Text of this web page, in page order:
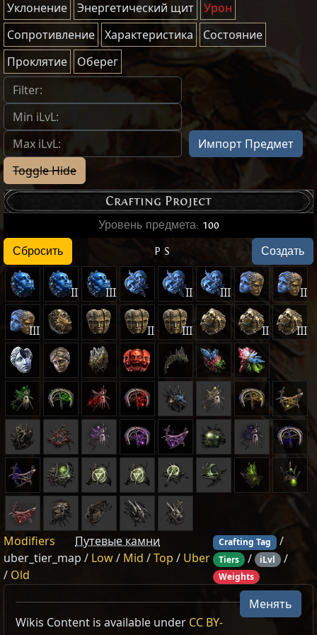
Уклонение
Энергетический щит
Урон
Сопротивление
Характеристика
Состояние
Проклятие
Оберег
Импорт Предмет
Toggle Hide
Crafting Project
Уровень предмета: 100
Сбросить P S Создать
II III II III II
III II III II III
Modifiers
Путевые камни
uber_tier_map / Low/ Mid /Top / Uber
/ Old
Crafting Tag /
Tiers / iLvl /
Weights
Менять
Wikis Content is available under CC BY-